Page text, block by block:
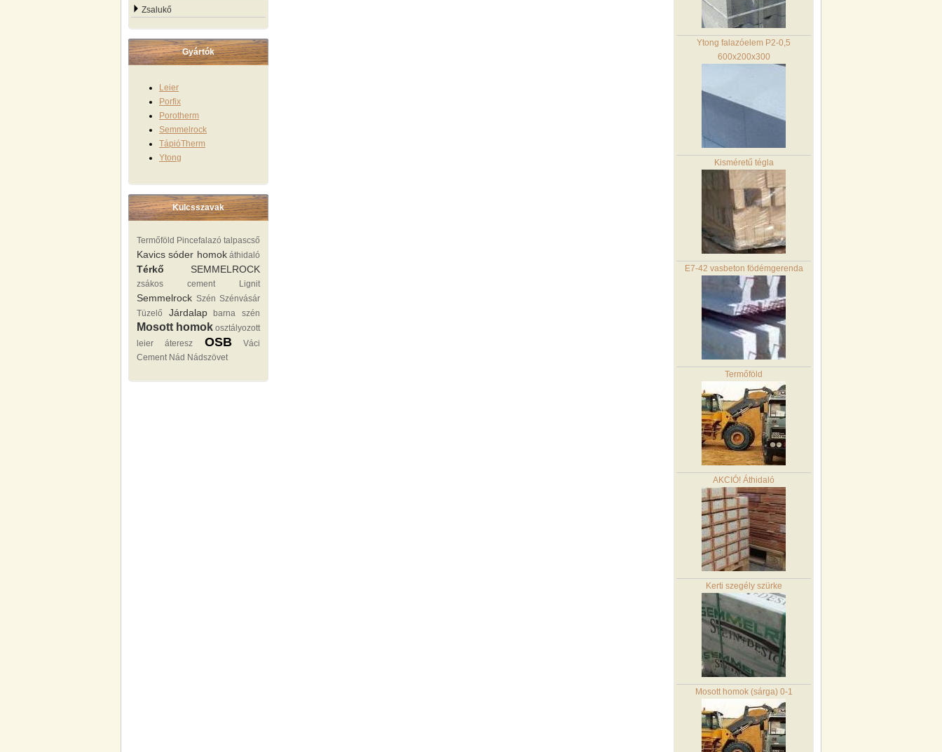
Zsalukő
Gyártók
Leier
Porfix
Porotherm
Semmelrock
TápióTherm
Ytong
Kulcsszavak
Termőföld Pincefalazó talpascső
Kavics sóder homok áthidaló
Térkő SEMMELROCK
zsákos cement Lignit
Semmelrock Szén Szénvásár
Tüzelő
Járdalap barna szén
Mosott homok osztályozott
leier áteresz
OSB
Váci
Cement Nád Nádszövet
Ytong falazóelem P2-0,5
600x200x300
Kisméretű tégla
E7-42 vasbeton födémgerenda
Termőföld
AKCIÓ! Áthidaló
Kerti szegély szürke
Mosott homok (sárga) 0-1